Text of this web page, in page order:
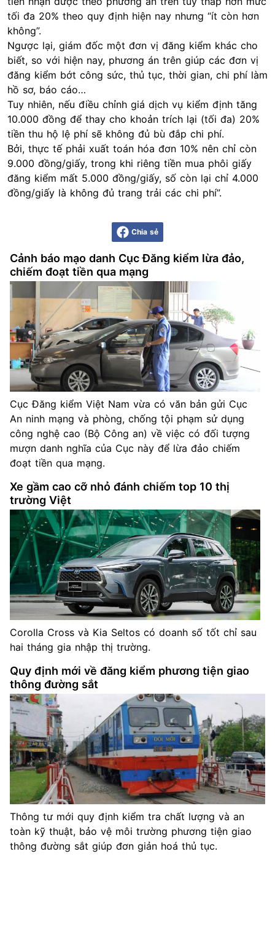
tối đa 20% theo quy định hiện nay nhưng “ít còn hơn
không”.
Ngược lại, giám đốc một đơn vị đăng kiểm khác cho
biết, so với hiện nay, phương án trên giúp các đơn vị
đăng kiểm bớt công sức, thủ tục, thời gian, chi phí làm
hồ sơ, báo cáo…
Tuy nhiên, nếu điều chỉnh giá dịch vụ kiểm định tăng
10.000 đồng để thay cho khoản trích lại (tối đa) 20%
tiền thu hộ lệ phí sẽ không đủ bù đắp chi phí.
Bởi, thực tế phải xuất toán hóa đơn 10% nên chỉ còn
9.000 đồng/giấy, trong khi riêng tiền mua phôi giấy
đăng kiểm mất 5.000 đồng/giấy, số còn lại chỉ 4.000
đồng/giấy là không đủ trang trải các chi phí”.
Chia sẻ
Cảnh báo mạo danh Cục Đăng kiểm lừa đảo,
chiếm đoạt tiền qua mạng
Cục Đăng kiểm Việt Nam vừa có văn bản gửi Cục
An ninh mạng và phòng, chống tội phạm sử dụng
công nghệ cao (Bộ Công an) về việc có đối tượng
mượn danh nghĩa của Cục này để lừa đảo chiếm
đoạt tiền qua mạng.
Xe gầm cao cỡ nhỏ đánh chiếm top 10 thị
trường Việt
Corolla Cross và Kia Seltos có doanh số tốt chỉ sau
hai tháng gia nhập thị trường.
Quy định mới về đăng kiểm phương tiện giao
thông đường sắt
Thông tư mới quy định kiểm tra chất lượng và an
toàn kỹ thuật, bảo vệ môi trường phương tiện giao
thông đường sắt giúp đơn giản hoá thủ tục.